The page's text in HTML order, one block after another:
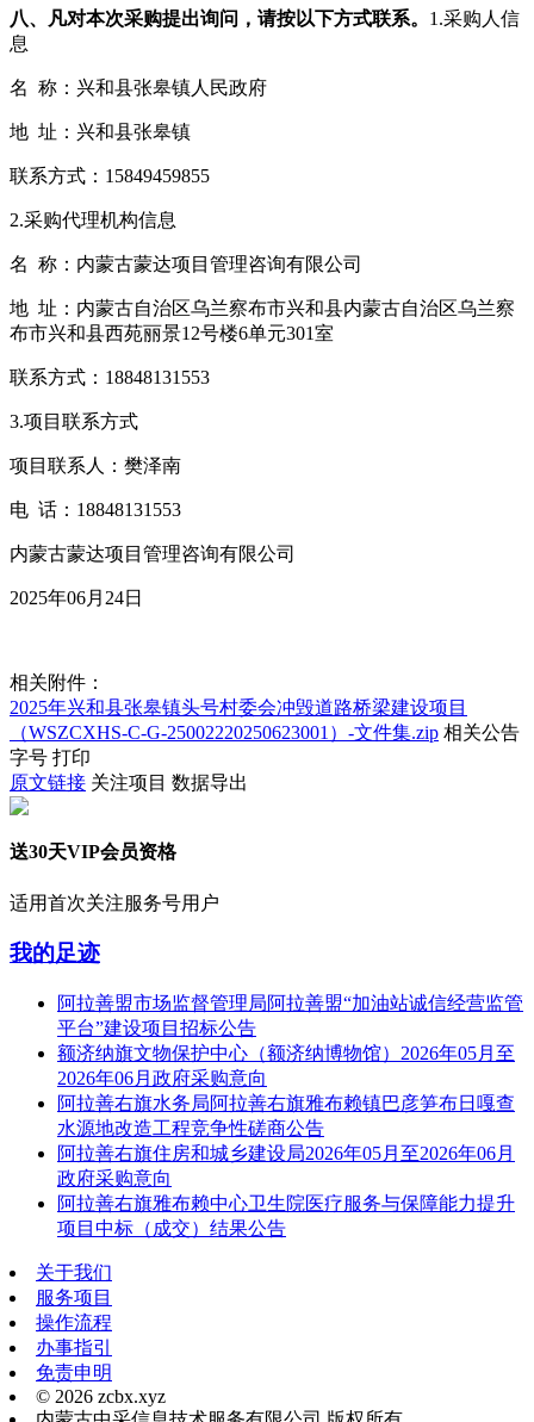
八、凡对本次采购提出询问，请按以下方式联系。 1.采购人信
息
名 称：兴和县张皋镇人民政府
地 址：兴和县张皋镇
联系方式：15849459855
2.采购代理机构信息
名 称：内蒙古蒙达项目管理咨询有限公司
地 址：内蒙古自治区乌兰察布市兴和县内蒙古自治区乌兰察
布市兴和县西苑丽景12号楼6单元301室
联系方式：18848131553
3.项目联系方式
项目联系人：樊泽南
电 话：18848131553
内蒙古蒙达项目管理咨询有限公司
2025年06月24日
相关附件：
2025年兴和县张皋镇头号村委会冲毁道路桥梁建设项目
（WSZCXHS-C-G-25002220250623001）-文件集.zip 相关公告
字号 打印
原文链接 关注项目 数据导出
送30天VIP会员资格
适用首次关注服务号用户
我的足迹
阿拉善盟市场监督管理局阿拉善盟“加油站诚信经营监管
平台”建设项目招标公告
额济纳旗文物保护中心（额济纳博物馆）2026年05月至
2026年06月政府采购意向
阿拉善右旗水务局阿拉善右旗雅布赖镇巴彦笋布日嘎查
水源地改造工程竞争性磋商公告
阿拉善右旗住房和城乡建设局2026年05月至2026年06月
政府采购意向
阿拉善右旗雅布赖中心卫生院医疗服务与保障能力提升
项目中标（成交）结果公告
关于我们
服务项目
操作流程
办事指引
免责申明
© 2026 zcbx.xyz